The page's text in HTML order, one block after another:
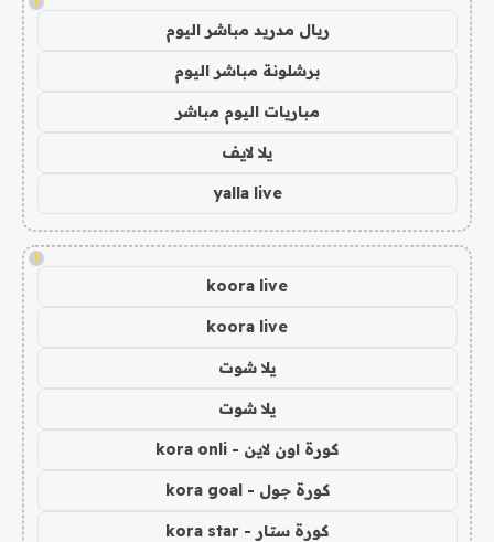
ريال مدريد مباشر اليوم
برشلونة مباشر اليوم
مباريات اليوم مباشر
يلا لايف
yalla live
!
koora live
koora live
يلا شوت
يلا شوت
كورة اون لاين - kora onli
كورة جول - kora goal
كورة ستار - kora star